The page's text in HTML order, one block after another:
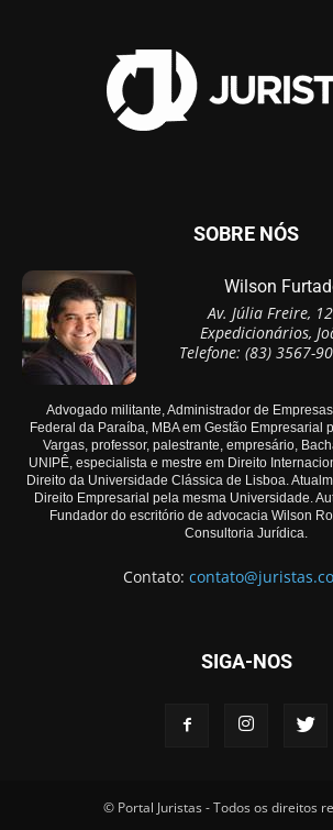
SOBRE NÓS
Wilson
Av. Júlia Freire,
Expedicionários,
Telefone: (83) 3567-
Advogado militante, Administrador de
Federal da Paraíba, MBA em Gestão Empresarial
Vargas, professor, palestrante, empresário,
UNIPÊ, especialista e mestre em Direito
Direito da Universidade Clássica de Lisboa.
Direito Empresarial pela mesma Universidade.
Fundador do escritório de advocacia Wilson
Consultoria Jurídica.
Contato:
SIGA-NOS
© Portal Juristas - Todos os direitos